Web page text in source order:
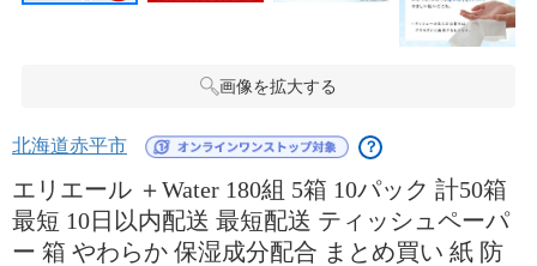
画像を拡大する
北海道赤平市 ？
エリエール ＋Water 180組 5箱 10パック 計50箱
最短 10日以内配送 最短配送 ティッシュペーパ
ー 箱 やわらか 保湿成分配合 まとめ買い 紙 防